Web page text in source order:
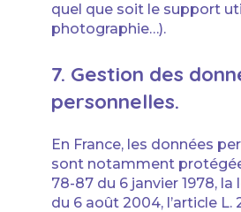
quel que soit le support
photographie…).
7. Gestion des
personnelles.
En France, les données
sont notamment
78-87 du 6 janvier 1978, la
du 6 août 2004, l’article L.